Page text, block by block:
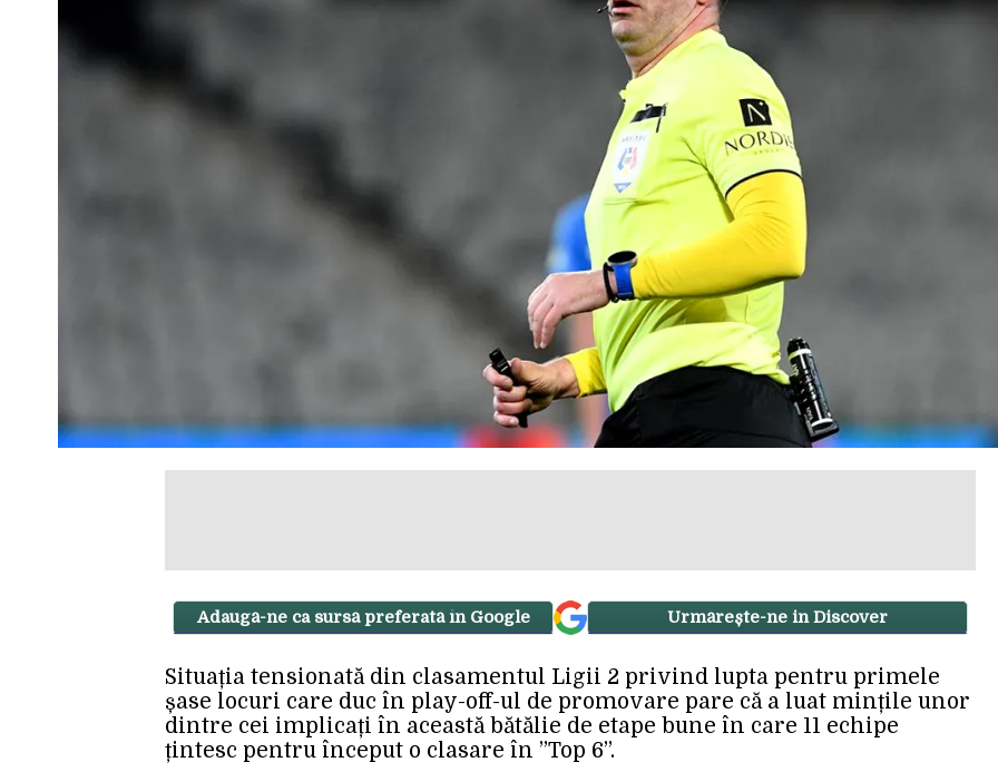
Adaugă-ne ca sursă preferată în Google Urmărește-ne in Discover
Situația tensionată din clasamentul Ligii 2 privind lupta pentru primele
șase locuri care duc în play-off-ul de promovare pare că a luat mințile unor
dintre cei implicați în această bătălie de etape bune în care 11 echipe
țintesc pentru început o clasare în ”Top 6”.